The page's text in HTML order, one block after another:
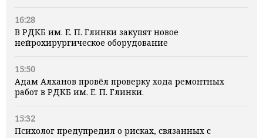
16:28
В РДКБ им. Е. П. Глинки закупят новое
нейрохирургическое оборудование
15:50
Адам Алханов провёл проверку хода ремонтных
работ в РДКБ им. Е. П. Глинки.
15:32
Психолог предупредил о рисках, связанных с